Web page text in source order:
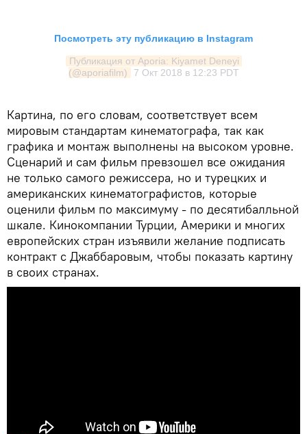
Посмотреть эту публикацию в Instagram
Публикация от Aporia: Kiyamet Deneyi
(@aporiafilm)
7 Окт 2018 в 12:23 PDT
Картина, по его словам, соответствует всем
мировым стандартам кинематографа, так как
графика и монтаж выполнены на высоком уровне.
Сценарий и сам фильм превзошел все ожидания
не только самого режиссера, но и турецких и
американских кинематографистов, которые
оценили фильм по максимуму - по десятибалльной
шкале. Кинокомпании Турции, Америки и многих
европейских стран изъявили желание подписать
контракт с Джаббаровым, чтобы показать картину
в своих странах.